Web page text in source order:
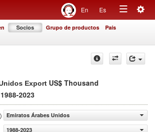
En Es
Toggle
Socios Grupo de productos País
Export US$ Thousand
1988-2023
Emiratos Árabes Unidos
1988-2023